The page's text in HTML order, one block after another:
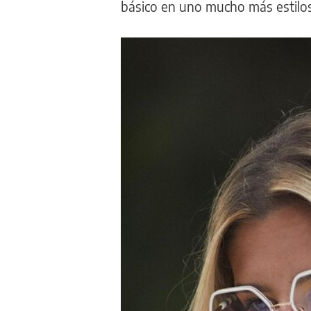
básico en uno mucho más